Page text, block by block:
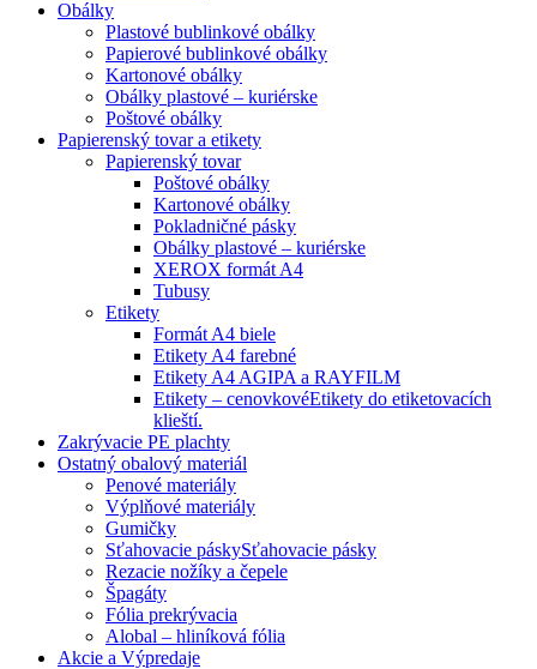
Obálky
Plastové bublinkové obálky
Papierové bublinkové obálky
Kartonové obálky
Obálky plastové – kuriérske
Poštové obálky
Papierenský tovar a etikety
Papierenský tovar
Poštové obálky
Kartonové obálky
Pokladničné pásky
Obálky plastové – kuriérske
XEROX formát A4
Tubusy
Etikety
Formát A4 biele
Etikety A4 farebné
Etikety A4 AGIPA a RAYFILM
Etikety – cenovkovéEtikety do etiketovacích
klieští.
Zakrývacie PE plachty
Ostatný obalový materiál
Penové materiály
Výplňové materiály
Gumičky
Sťahovacie páskySťahovacie pásky
Rezacie nožíky a čepele
Špagáty
Fólia prekrývacia
Alobal – hliníková fólia
Akcie a Výpredaje